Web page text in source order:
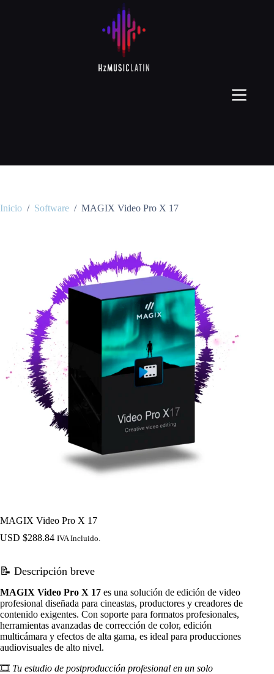
Inicio / Software / MAGIX Video Pro X 17
MAGIX Video Pro X 17
USD $288.84 IVA Incluido.
📝 Descripción breve
MAGIX Video Pro X 17 es una solución de edición de video
profesional diseñada para cineastas, productores y creadores de
contenido exigentes. Con soporte para formatos profesionales,
herramientas avanzadas de corrección de color, edición
multicámara y efectos de alta gama, es ideal para producciones
audiovisuales de alto nivel.
🎞️ Tu estudio de postproducción profesional en un solo